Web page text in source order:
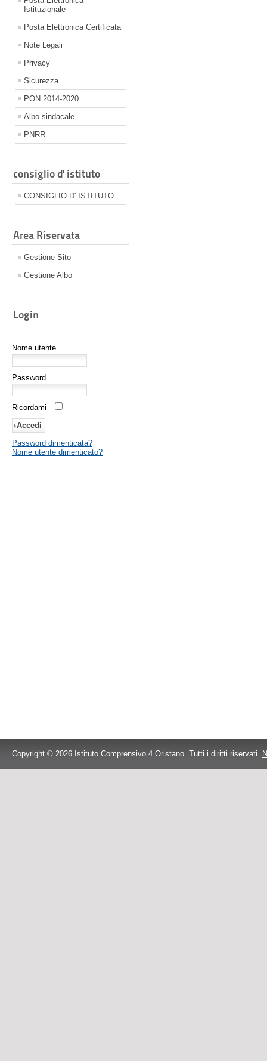
Istituzionale
Posta Elettronica Certificata
Note Legali
Privacy
Sicurezza
PON 2014-2020
Albo sindacale
PNRR
consiglio d' istituto
CONSIGLIO D' ISTITUTO
Area Riservata
Gestione Sito
Gestione Albo
Login
Nome utente
Password
Ricordami
Password dimenticata?
Nome utente dimenticato?
Copyright © 2026 Istituto Comprensivo 4 Oristano. Tutti i diritti riservati.